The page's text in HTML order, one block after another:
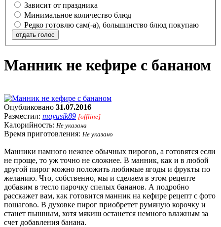
Зависит от праздника
Минимальное количество блюд
Редко готовлю сам(-а), большинство блюд покупаю
отдать голос
Манник не кефире с бананом
Опубликовано 31.07.2016
Разместил: mayusik89 [offline]
Калорийность: Не указана
Время приготовления: Не указано
Манники намного нежнее обычных пирогов, а готовятся если
не проще, то уж точно не сложнее. В манник, как и в любой
другой пирог можно положить любимые ягоды и фрукты по
желанию. Что, собственно, мы и сделаем в этом рецепте –
добавим в тесло парочку спелых бананов. А подробно
расскажет вам, как готовится манник на кефире рецепт с фото
пошагово. В духовке пирог приобретет румяную корочку и
станет пышным, хотя мякиш останется немного влажным за
счет добавления банана.